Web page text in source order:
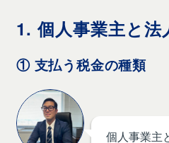
1. 個人事業主と
① 支払う税金の種類
個人事業主